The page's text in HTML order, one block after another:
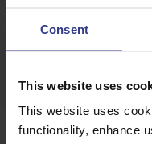
Consent
This website uses
This website uses
functionality, enhance